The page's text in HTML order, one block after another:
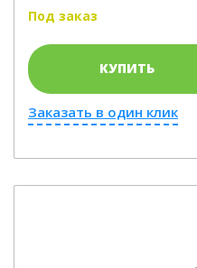
Под заказ
КУПИТЬ
Заказать в один клик